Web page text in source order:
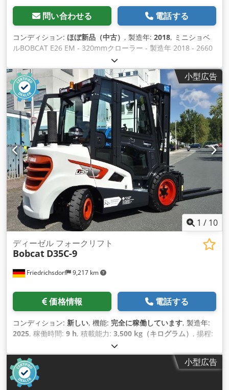
問い合わせる 電話する
コンディション: ほぼ新品（中古） , 製造年: 2018, ミニショベ
ルBOBCAT E26 EM - 320mmクローラー - 製造年 2018 - 2660
ヶ月 エンジン エンジンメーカー クボタ エンジン出力 15.3 (at
2400 rpm) kW エンジン型式 D1105-E2B-BCZ-2 燃料タイプ デ
ィーゼル シリンダー数 3 排気量 1.123 リッター トルク 71.2
Nm 冷却水 外形寸法 全高2357 mm 地上高 532 mm 幅（トラ
ック幅による最小/最大） 1398 mm 320 mm トラック幅 重量
接地圧 地静圧 33.5 kPa 保護フレーム付き運転重量 3069 kg 運
転重量（密閉暖房キャブ付き） 3188 kg 油圧システム ポンプ
容量 2 x 28.8 l/分 接続回路の減圧圧力 290 bar 補助流量 48 l/
分 トラクション 上昇能力 30 低速（前進/後進） 2.4 km/h 高速
（前進／後進） 4.6 km/h 能力 最大掘削深さ（標準およびロン
グブーム） 2890 mm 最大ダンプ高（標準およびロングブー
ム） 3239 mm 地上での最大リーチ（標準およびロングブー
ム） 4529 mm Dcedpfxjtwwr Re Agpek ブーム掘削力（標準
およびロングブーム） 13200/15800 Nm バケット掘削力
22200 Nm 引抜き力 30200 Nm 回転方式 ブームピボット左 60
ブームピボット右 60 回転数 9.3 rpm 液量 燃料タンク容量
34.6 l
小型広告
1 / 10
Friedrichsdorf 9,217 km
ディーゼル フォークリフト
Bobcat D35C-9
価格情報 電話する
コンディション: 新しい, 機能: 完全に稼働しています, 製造年:
2025, 稼働時間: 9 h, 積載能力: 3,500 kg（キログラム） , 揚程:
1,300 mm
マスト型式:トリプレックス, 建設高:2,180 mm, 出力:45 キロ
ワット (61.18 馬力)
1,190 mm, フォー
ク長: 1,200 mm
2,779 mm
小型広告